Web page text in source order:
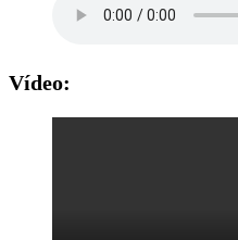
Vídeo: